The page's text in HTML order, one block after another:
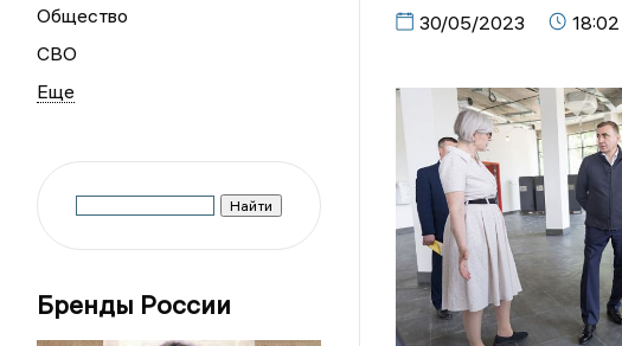
Общество
СВО
Бренды России
30/05/2023 18:02